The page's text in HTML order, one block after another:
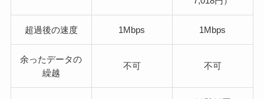
超過後の速度 1Mbps 1Mbps
余ったデータの
繰越
不可 不可